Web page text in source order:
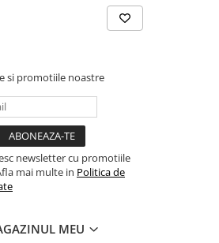
vopsea
accesorii
si promotiile noastre
newsletter cu promotiile
mai multe in Politica de
MEU